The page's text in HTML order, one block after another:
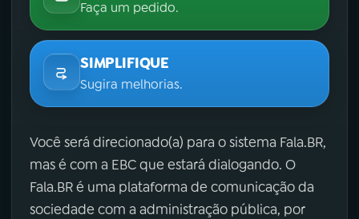
Faça um pedido.
SIMPLIFIQUE
Sugira melhorias.
Você será direcionado(a) para o sistema Fala.BR,
mas é com a EBC que estará dialogando. O
Fala.BR é uma plataforma de comunicação da
sociedade com a administração pública, por